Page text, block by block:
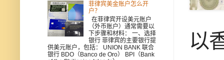
以
菲律宾美金账户怎么开
户？
在菲律宾开设美元账户
（外币账户）通常需要以
下步骤和材料： 一、选择
银行 菲律宾的主要银行提
供美元账户，包括： UNION BANK 联合
银行 BDO（Banco de Oro） BPI（Bank